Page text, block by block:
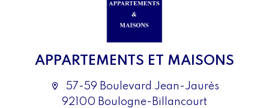
APPARTEMENTS ET MAISONS
57-59 Boulevard Jean-Jaurès
92100 Boulogne-Billancourt